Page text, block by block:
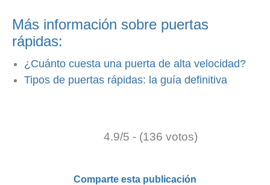
Más información sobre puertas
rápidas:
¿Cuánto cuesta una puerta de alta velocidad?
Tipos de puertas rápidas: la guía definitiva
4.9/5 - (136 votos)
Comparte esta publicación